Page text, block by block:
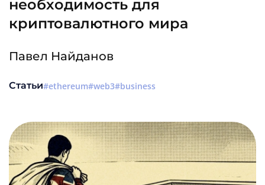
необходимость для
криптовалютного мира
Павел Найданов
Статьи ethereum web3 business